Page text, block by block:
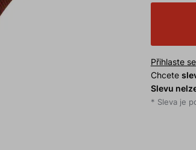
Přihlaste
Chcete
Slevu
* Sleva je